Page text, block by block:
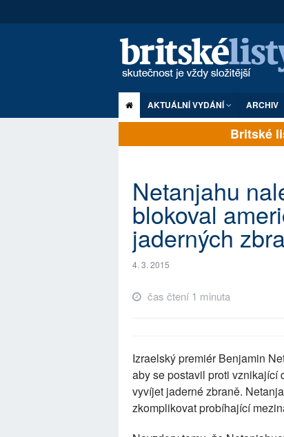
AKTUÁLNÍ VYDÁNÍ ARCHIV
Britské
Netanjahu
blokoval
jaderných
4. 3. 2015
čas čtení 1 minuta
Izraelský premiér Benjamin
aby se postavil proti vznikající
vyvíjet jaderné zbraně.
zkomplikovat probíhající